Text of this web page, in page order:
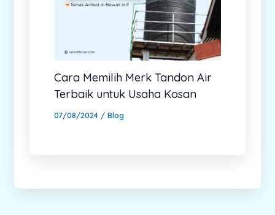
Cara Memilih Merk Tandon Air
Terbaik untuk Usaha Kosan
07/08/2024 / Blog